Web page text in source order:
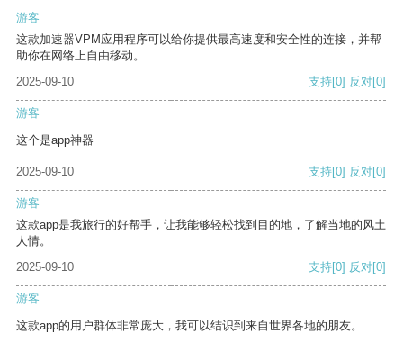
游客
这款加速器VPM应用程序可以给你提供最高速度和安全性的连接，并帮
助你在网络上自由移动。
2025-09-10
支持[0] 反对[0]
游客
这个是app神器
2025-09-10 支持[0] 反对[0]
游客
这款app是我旅行的好帮手，让我能够轻松找到目的地，了解当地的风土
人情。
2025-09-10
支持[0] 反对[0]
游客
这款app的用户群体非常庞大，我可以结识到来自世界各地的朋友。